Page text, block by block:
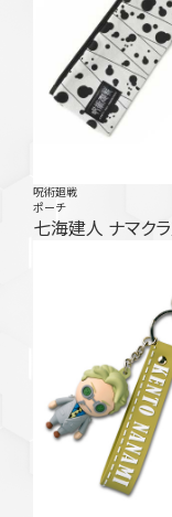
呪術廻戦
ポーチ
七海建人 ナマ